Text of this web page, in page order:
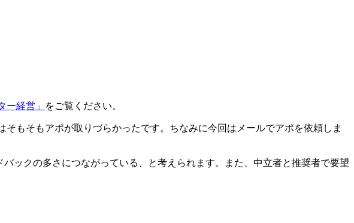
ー経営」 をご覧ください。
もそもアポが取りづらかったです。ちなみに今回はメールでアポを依頼しま
ックの多さにつながっている、と考えられます。また、中立者と推奨者で要望